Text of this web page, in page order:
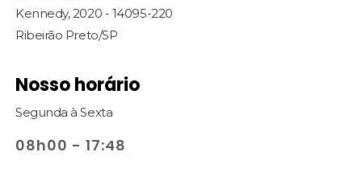
Kennedy, 2020 - 14095-220
Ribeirão Preto/SP
Nosso horário
Segunda à Sexta
08h00 - 17:48